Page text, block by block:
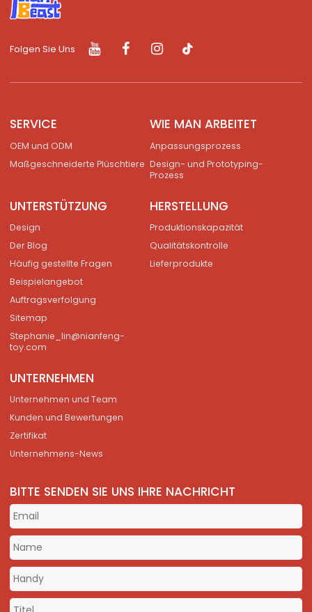
Folgen Sie Uns
SERVICE
OEM und ODM
Maßgeschneiderte Plüschtiere
WIE MAN ARBEITET
Anpassungsprozess
Design- und Prototyping-
Prozess
UNTERSTÜTZUNG
Design
Der Blog
Häufig gestellte Fragen
Beispielangebot
Auftragsverfolgung
Sitemap
Stephanie_lin@nianfeng-
toy.com
HERSTELLUNG
Produktionskapazität
Qualitätskontrolle
Lieferprodukte
UNTERNEHMEN
Unternehmen und Team
Kunden und Bewertungen
Zertifikat
Unternehmens-News
BITTE SENDEN SIE UNS IHRE NACHRICHT